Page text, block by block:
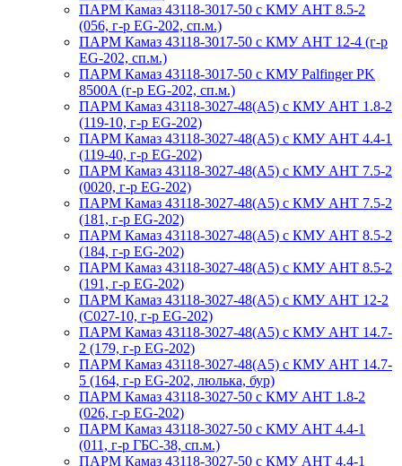
ПАРМ Камаз 43118-3017-50 с КМУ АНТ 8.5-2
(056, г-р EG-202, сп.м.)
ПАРМ Камаз 43118-3017-50 с КМУ АНТ 12-4 (г-р
EG-202, сп.м.)
ПАРМ Камаз 43118-3017-50 с КМУ Palfinger PK
8500A (г-р EG-202, сп.м.)
ПАРМ Камаз 43118-3027-48(A5) с КМУ АНТ 1.8-2
(119-10, г-р EG-202)
ПАРМ Камаз 43118-3027-48(A5) с КМУ АНТ 4.4-1
(119-40, г-р EG-202)
ПАРМ Камаз 43118-3027-48(A5) с КМУ АНТ 7.5-2
(0020, г-р EG-202)
ПАРМ Камаз 43118-3027-48(A5) с КМУ АНТ 7.5-2
(181, г-р EG-202)
ПАРМ Камаз 43118-3027-48(A5) с КМУ АНТ 8.5-2
(184, г-р EG-202)
ПАРМ Камаз 43118-3027-48(A5) с КМУ АНТ 8.5-2
(191, г-р EG-202)
ПАРМ Камаз 43118-3027-48(A5) с КМУ АНТ 12-2
(С027-10, г-р EG-202)
ПАРМ Камаз 43118-3027-48(A5) с КМУ АНТ 14.7-
2 (179, г-р EG-202)
ПАРМ Камаз 43118-3027-48(A5) с КМУ АНТ 14.7-
5 (164, г-р EG-202, люлька, бур)
ПАРМ Камаз 43118-3027-50 с КМУ АНТ 1.8-2
(026, г-р EG-202)
ПАРМ Камаз 43118-3027-50 с КМУ АНТ 4.4-1
(011, г-р ГБС-38, сп.м.)
ПАРМ Камаз 43118-3027-50 с КМУ АНТ 4.4-1